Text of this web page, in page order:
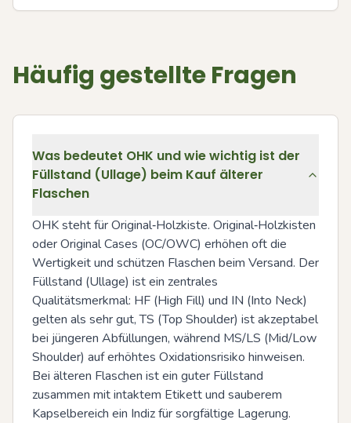
Häufig gestellte Fragen
Was bedeutet OHK und wie wichtig ist der
Füllstand (Ullage) beim Kauf älterer
Flaschen
OHK steht für Original‑Holzkiste. Original‑Holzkisten
oder Original Cases (OC/OWC) erhöhen oft die
Wertigkeit und schützen Flaschen beim Versand. Der
Füllstand (Ullage) ist ein zentrales
Qualitätsmerkmal: HF (High Fill) und IN (Into Neck)
gelten als sehr gut, TS (Top Shoulder) ist akzeptabel
bei jüngeren Abfüllungen, während MS/LS (Mid/Low
Shoulder) auf erhöhtes Oxidationsrisiko hinweisen.
Bei älteren Flaschen ist ein guter Füllstand
zusammen mit intaktem Etikett und sauberem
Kapselbereich ein Indiz für sorgfältige Lagerung.